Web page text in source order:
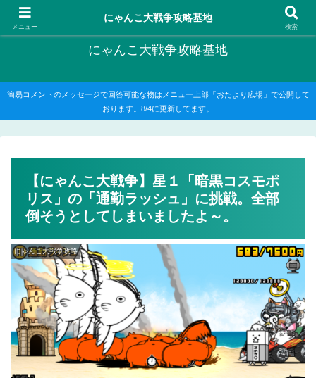
にゃんこ大戦争の攻略がメインですが、他のゲームの記事もたまに書いてます
にゃんこ大戦争攻略基地
簡易コメントのメッセージで回答可能な物はメニュー上部「おたより広場」で公開して
おります。8/4に更新してます。
【にゃんこ大戦争】星１「暗黒コスモポ
リス」の「通勤ラッシュ」に挑戦。全部
倒そうとしてしまいましたよ～。
にゃんこ大戦争攻略
メニュー
にゃんこ大戦争攻略基地
検索